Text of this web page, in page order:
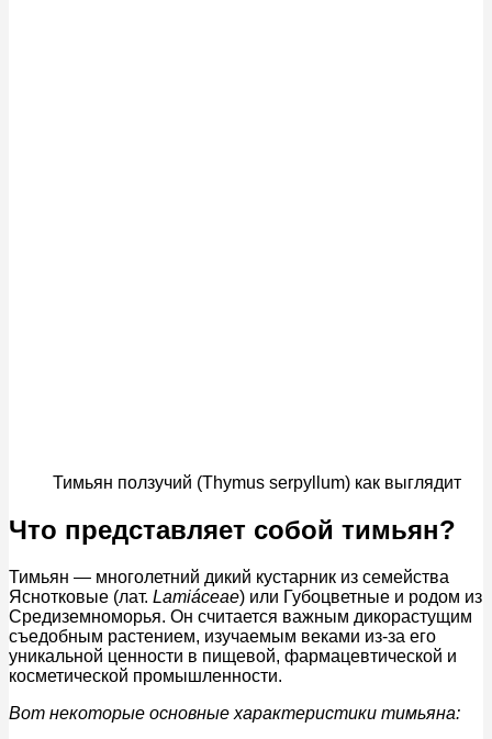
Тимьян ползучий (Thymus serpyllum) как выглядит
Что представляет собой тимьян?
Тимьян — многолетний дикий кустарник из семейства
Яснотковые (лат. Lamiáceae) или Губоцветные и родом из
Средиземноморья. Он считается важным дикорастущим
съедобным растением, изучаемым веками из-за его
уникальной ценности в пищевой, фармацевтической и
косметической промышленности.
Вот некоторые основные характеристики тимьяна: